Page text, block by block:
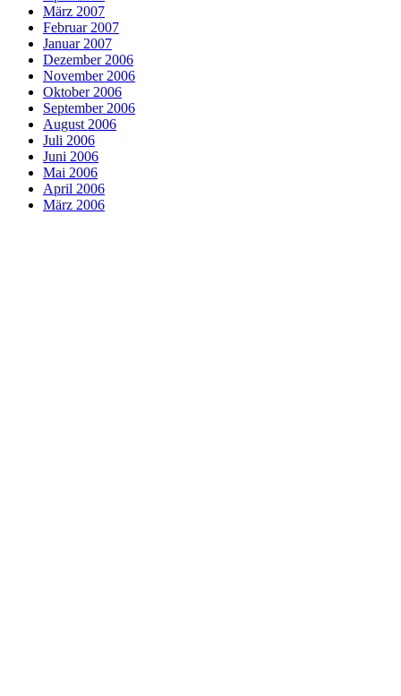
März 2007
Februar 2007
Januar 2007
Dezember 2006
November 2006
Oktober 2006
September 2006
August 2006
Juli 2006
Juni 2006
Mai 2006
April 2006
März 2006